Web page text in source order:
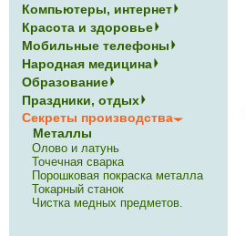
Компьютеры, интернет
Красота и здоровье
Мобильные телефоны
Народная медицина
Образование
Праздники, отдых
Секреты производства
Металлы
Олово и латунь
Точечная сварка
Порошковая покраска металла
Токарный станок
Чистка медных предметов.